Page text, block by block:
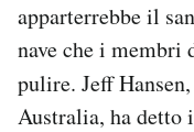
apparterrebbe il
nave che i membri
pulire. Jeff
Australia, ha detto